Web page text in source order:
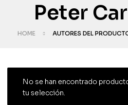
Peter
HOME AUTORES DEL
No se han encontrado
tu selección.